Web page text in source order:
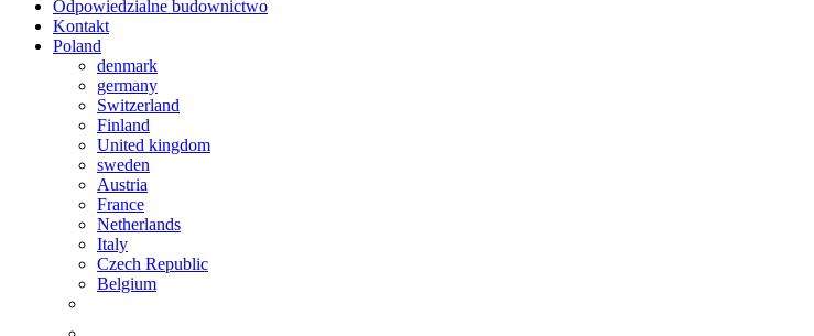
Odpowiedzialne budownictwo
Kontakt
Poland
denmark
germany
Switzerland
Finland
United kingdom
sweden
Austria
France
Netherlands
Italy
Czech Republic
Belgium